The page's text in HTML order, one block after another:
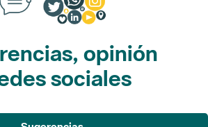
opinión
sociales